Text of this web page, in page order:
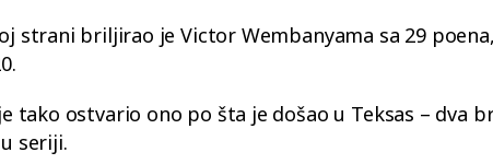
strani briljirao je Victor Wembanyama sa 29
tako ostvario ono po šta je došao u Teksas – dva
seriji.